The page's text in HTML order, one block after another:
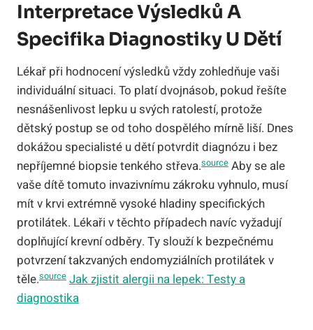
Interpretace Výsledků A
Specifika Diagnostiky U Dětí
Lékař při hodnocení výsledků vždy zohledňuje vaši
individuální situaci. To platí dvojnásob, pokud řešíte
nesnášenlivost lepku u svých ratolestí, protože
dětský postup se od toho dospělého mírně liší. Dnes
dokážou specialisté u dětí potvrdit diagnózu i bez
nepříjemné biopsie tenkého střeva.source Aby se ale
vaše dítě tomuto invazivnímu zákroku vyhnulo, musí
mít v krvi extrémně vysoké hladiny specifických
protilátek. Lékaři v těchto případech navíc vyžadují
doplňující krevní odběry. Ty slouží k bezpečnému
potvrzení takzvaných endomyziálních protilátek v
těle.source Jak zjistit alergii na lepek: Testy a
diagnostika